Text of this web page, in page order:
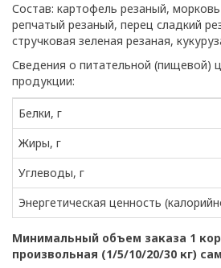
Состав: картофель резаный,
репчатый резаный, перец сладкий
стручковая зеленая резаная,
Сведения о питательной (пищевой)
продукции:
Белки, г
Жиры, г
Углеводы, г
Энергетическая ценность
Минимальный объем заказа 1
произвольная (1/5/10/20/30 кг)